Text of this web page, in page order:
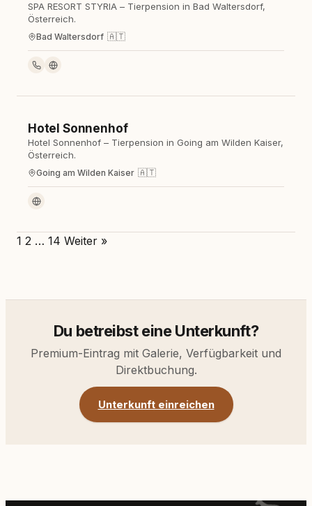
SPA RESORT STYRIA – Tierpension in Bad Waltersdorf,
Österreich.
Bad Waltersdorf 🇦🇹
Hotel Sonnenhof
Hotel Sonnenhof – Tierpension in Going am Wilden Kaiser,
Österreich.
Going am Wilden Kaiser 🇦🇹
1 2 … 14 Weiter »
Du betreibst eine Unterkunft?
Premium-Eintrag mit Galerie, Verfügbarkeit und
Direktbuchung.
Unterkunft einreichen